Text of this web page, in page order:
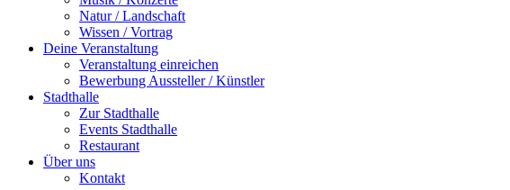
Natur / Landschaft
Wissen / Vortrag
Deine Veranstaltung
Veranstaltung einreichen
Bewerbung Aussteller / Künstler
Stadthalle
Zur Stadthalle
Events Stadthalle
Restaurant
Über uns
Kontakt